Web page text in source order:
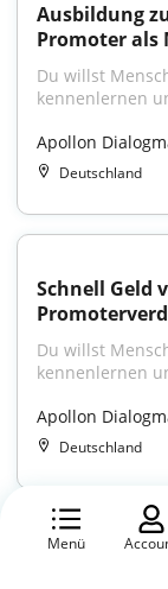
Ausbildung
Promoter als
Du willst
kennenlernen
Apollon
Deutschland
Schnell Geld
Du willst
kennenlernen
Apollon
Deutschland
Menü